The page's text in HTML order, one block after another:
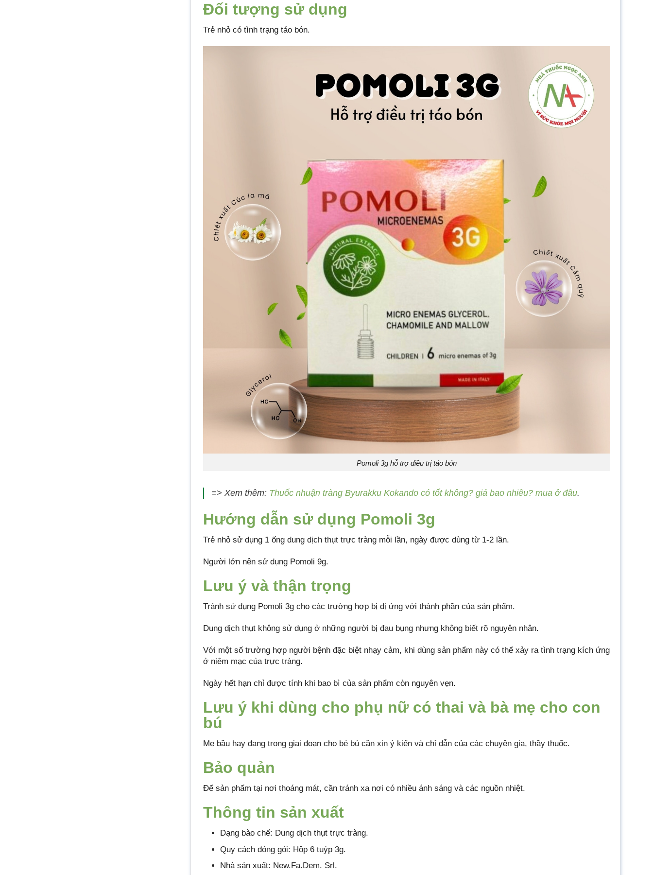
Đối tượng sử dụng
Trẻ nhỏ có tình trạng táo bón.
Pomoli 3g hỗ trợ điều trị táo bón
=> Xem thêm: Thuốc nhuận tràng Byurakku Kokando có tốt không? giá bao nhiêu? mua ở đâu.
Hướng dẫn sử dụng Pomoli 3g
Trẻ nhỏ sử dụng 1 ống dung dịch thụt trực tràng mỗi lần, ngày được dùng từ 1-2 lần.
Người lớn nên sử dụng Pomoli 9g.
Lưu ý và thận trọng
Tránh sử dụng Pomoli 3g cho các trường hợp bị dị ứng với thành phần của sản phẩm.
Dung dịch thụt không sử dụng ở những người bị đau bụng nhưng không biết rõ nguyên nhân.
Với một số trường hợp người bệnh đặc biệt nhạy cảm, khi dùng sản phẩm này có thể xảy ra tình trạng kích ứng
ở niêm mạc của trực tràng.
Ngày hết hạn chỉ được tính khi bao bì của sản phẩm còn nguyên vẹn.
Lưu ý khi dùng cho phụ nữ có thai và bà mẹ cho con
bú
Mẹ bầu hay đang trong giai đoạn cho bé bú cần xin ý kiến và chỉ dẫn của các chuyên gia, thầy thuốc.
Bảo quản
Để sản phẩm tại nơi thoáng mát, cần tránh xa nơi có nhiều ánh sáng và các nguồn nhiệt.
Thông tin sản xuất
Dạng bào chế: Dung dịch thụt trực tràng.
Quy cách đóng gói: Hộp 6 tuýp 3g.
Nhà sản xuất: New.Fa.Dem. Srl.